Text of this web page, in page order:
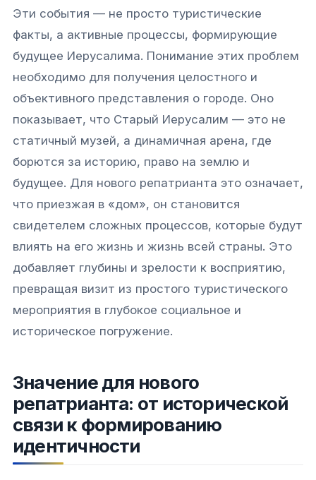
Эти события — не просто туристические
факты, а активные процессы, формирующие
будущее Иерусалима. Понимание этих проблем
необходимо для получения целостного и
объективного представления о городе. Оно
показывает, что Старый Иерусалим — это не
статичный музей, а динамичная арена, где
борются за историю, право на землю и
будущее. Для нового репатрианта это означает,
что приезжая в «дом», он становится
свидетелем сложных процессов, которые будут
влиять на его жизнь и жизнь всей страны. Это
добавляет глубины и зрелости к восприятию,
превращая визит из простого туристического
мероприятия в глубокое социальное и
историческое погружение.
Значение для нового
репатрианта: от исторической
связи к формированию
идентичности